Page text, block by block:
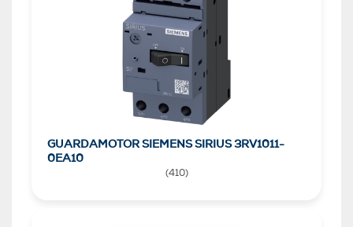
GUARDAMOTOR SIEMENS SIRIUS 3RV1011-
0EA10
(410)